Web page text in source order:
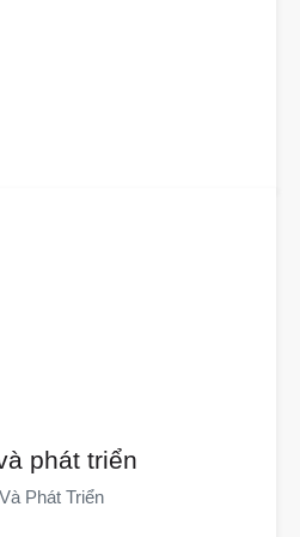
phát triển
Phát Triển
Dịch Vụ Thiết Kế, Nghiên Cứu
Sáng Chế, Giải Quyết Các Vấn
Độc Đáo. Chúng Tôi Cung